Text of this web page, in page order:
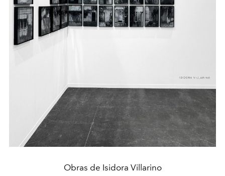
Obras de Isidora Villarino